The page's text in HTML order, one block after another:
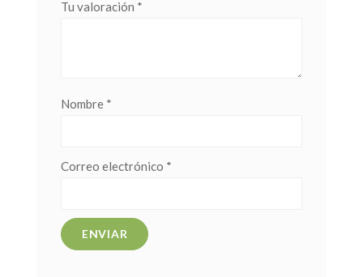
Tu valoración *
Nombre *
Correo electrónico *